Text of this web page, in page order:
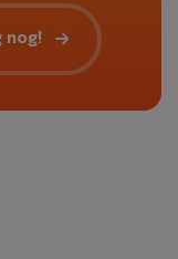
nog!